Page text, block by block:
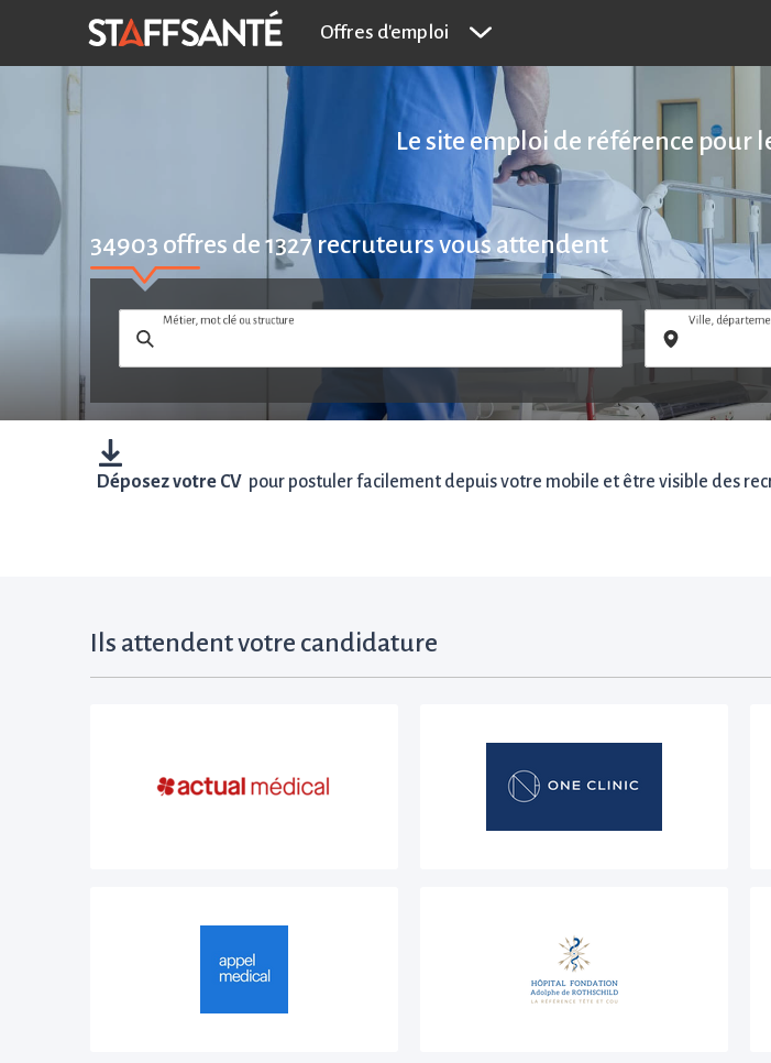
Offres d'emploi
Le site emploi de référence pour
34903 offres de1327recruteurs vous attendent
Métier, mot clé ou structure Ville,
Déposez votre CV pour postuler facilement depuis votre mobile et être visible des
Ils attendent votre candidature